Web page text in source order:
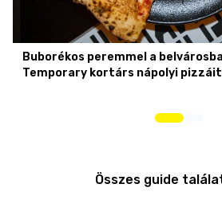
Buborékos peremmel a
Temporary kortárs nápolyi pizzáit
Összes guide